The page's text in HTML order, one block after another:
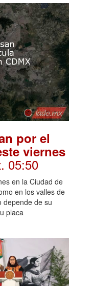
por el
viernes
. 05:50
en la Ciudad de
en los valles de
depende de su
placa